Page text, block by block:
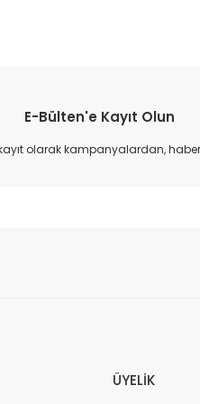
görüntülenemiyor.
bulunuyor.
E-Bülten'e Kayıt Olun
olarak kampanyalardan,
ÜYELİK